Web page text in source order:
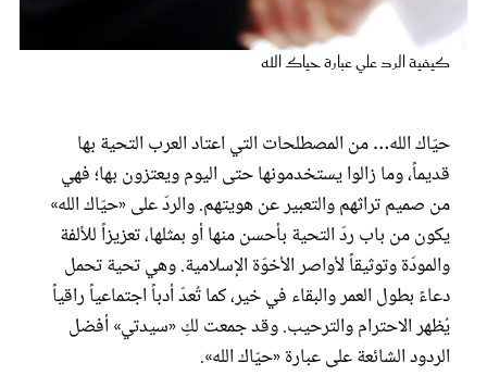
كيفية الرد علي عبارة حياك الله
حيّاك الله… من المصطلحات التي اعتاد العرب التحية بها
قديماً، وما زالوا يستخدمونها حتى اليوم ويعتزون بها؛ فهي
من صميم تراثهم والتعبير عن هويتهم. والردّ على «حيّاك الله»
يكون من باب ردّ التحية بأحسن منها أو بمثلها، تعزيزاً للألفة
والمودّة وتوثيقاً لأواصر الأخوّة الإسلامية. وهي تحية تحمل
دعاءً بطول العمر والبقاء في خير، كما تُعدّ أدباً اجتماعياً راقياً
يُظهر الاحترام والترحيب. وقد جمعت لكِ «سيدتي» أفضل
الردود الشائعة على عبارة «حيّاك الله».
عروس سيدتي
مجلة سيدتي